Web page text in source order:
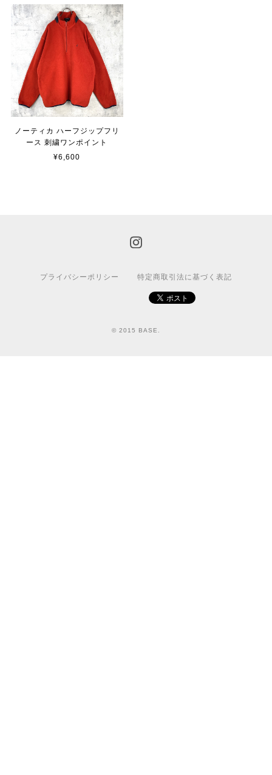
ノーティカ ハーフジップフリ
ース 刺繍ワンポイント
¥6,600
プライバシーポリシー 特定商取引法に基づく表記
© 2015 BASE.